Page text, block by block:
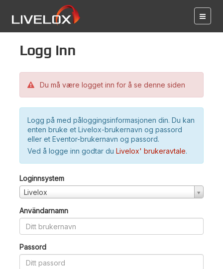
Logg inn
Du må være logget inn for å se denne siden
Logg på med påloggingsinformasjonen din. Du kan
enten bruke et Livelox-brukernavn og passord
eller et Eventor-brukernavn og passord.
Ved å logge inn godtar du Livelox' brukeravtale.
Loginnsystem
Livelox
Användarnamn
Passord